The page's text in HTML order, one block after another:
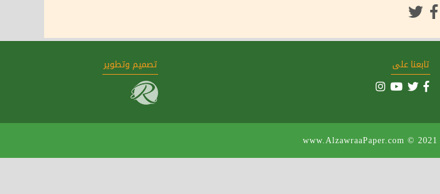
تابعنا على تصميم وتطوير
www.AlzawraaPaper.com © 2021